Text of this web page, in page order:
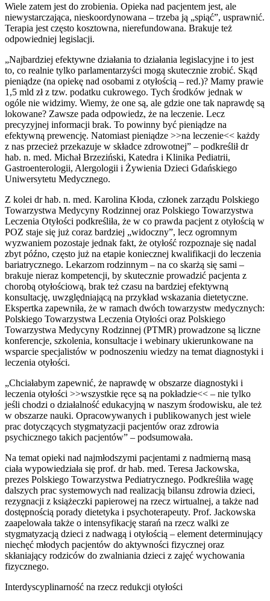
Wiele zatem jest do zrobienia. Opieka nad pacjentem jest, ale
niewystarczająca, nieskoordynowana – trzeba ją „spiąć”, usprawnić.
Terapia jest często kosztowna, nierefundowana. Brakuje też
odpowiedniej legislacji.
„Najbardziej efektywne działania to działania legislacyjne i to jest
to, co realnie tylko parlamentarzyści mogą skutecznie zrobić. Skąd
pieniądze (na opiekę nad osobami z otyłością – red.)? Mamy prawie
1,5 mld zł z tzw. podatku cukrowego. Tych środków jednak w
ogóle nie widzimy. Wiemy, że one są, ale gdzie one tak naprawdę są
lokowane? Zawsze pada odpowiedz, że na leczenie. Lecz
precyzyjnej informacji brak. To powinny być pieniądze na
efektywną prewencję. Natomiast pieniądze >>na leczenie<< każdy
z nas przecież przekazuje w składce zdrowotnej” – podkreślił dr
hab. n. med. Michał Brzeziński, Katedra i Klinika Pediatrii,
Gastroenterologii, Alergologii i Żywienia Dzieci Gdańskiego
Uniwersytetu Medycznego.
Z kolei dr hab. n. med. Karolina Kłoda, członek zarządu Polskiego
Towarzystwa Medycyny Rodzinnej oraz Polskiego Towarzystwa
Leczenia Otyłości podkreśliła, że w co prawda pacjent z otyłością w
POZ staje się już coraz bardziej „widoczny”, lecz ogromnym
wyzwaniem pozostaje jednak fakt, że otyłość rozpoznaje się nadal
zbyt późno, często już na etapie koniecznej kwalifikacji do leczenia
bariatrycznego. Lekarzom rodzinnym – na co skarżą się sami –
brakuje nieraz kompetencji, by skutecznie prowadzić pacjenta z
chorobą otyłościową, brak też czasu na bardziej efektywną
konsultację, uwzględniającą na przykład wskazania dietetyczne.
Ekspertka zapewniła, że w ramach dwóch towarzystw medycznych:
Polskiego Towarzystwa Leczenia Otyłości oraz Polskiego
Towarzystwa Medycyny Rodzinnej (PTMR) prowadzone są liczne
konferencje, szkolenia, konsultacje i webinary ukierunkowane na
wsparcie specjalistów w podnoszeniu wiedzy na temat diagnostyki i
leczenia otyłości.
„Chciałabym zapewnić, że naprawdę w obszarze diagnostyki i
leczenia otyłości >>wszystkie ręce są na pokładzie<< – nie tylko
jeśli chodzi o działalność edukacyjną w naszym środowisku, ale też
w obszarze nauki. Opracowywanych i publikowanych jest wiele
prac dotyczących stygmatyzacji pacjentów oraz zdrowia
psychicznego takich pacjentów” – podsumowała.
Na temat opieki nad najmłodszymi pacjentami z nadmierną masą
ciała wypowiedziała się prof. dr hab. med. Teresa Jackowska,
prezes Polskiego Towarzystwa Pediatrycznego. Podkreśliła wagę
dalszych prac systemowych nad realizacją bilansu zdrowia dzieci,
rezygnacji z książeczki papierowej na rzecz wirtualnej, a także nad
dostępnością porady dietetyka i psychoterapeuty. Prof. Jackowska
zaapelowała także o intensyfikację starań na rzecz walki ze
stygmatyzacją dzieci z nadwagą i otyłością – element determinujący
niechęć młodych pacjentów do aktywności fizycznej oraz
skłaniający rodziców do zwalniania dzieci z zajęć wychowania
fizycznego.
Interdyscyplinarność na rzecz redukcji otyłości